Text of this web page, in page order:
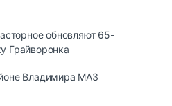
обновляют 65-
Грайворонка
Владимира МАЗ